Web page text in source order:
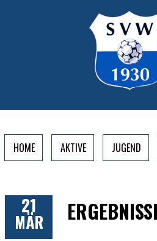
HOME AKTIVE JUGEND
21
MÄR